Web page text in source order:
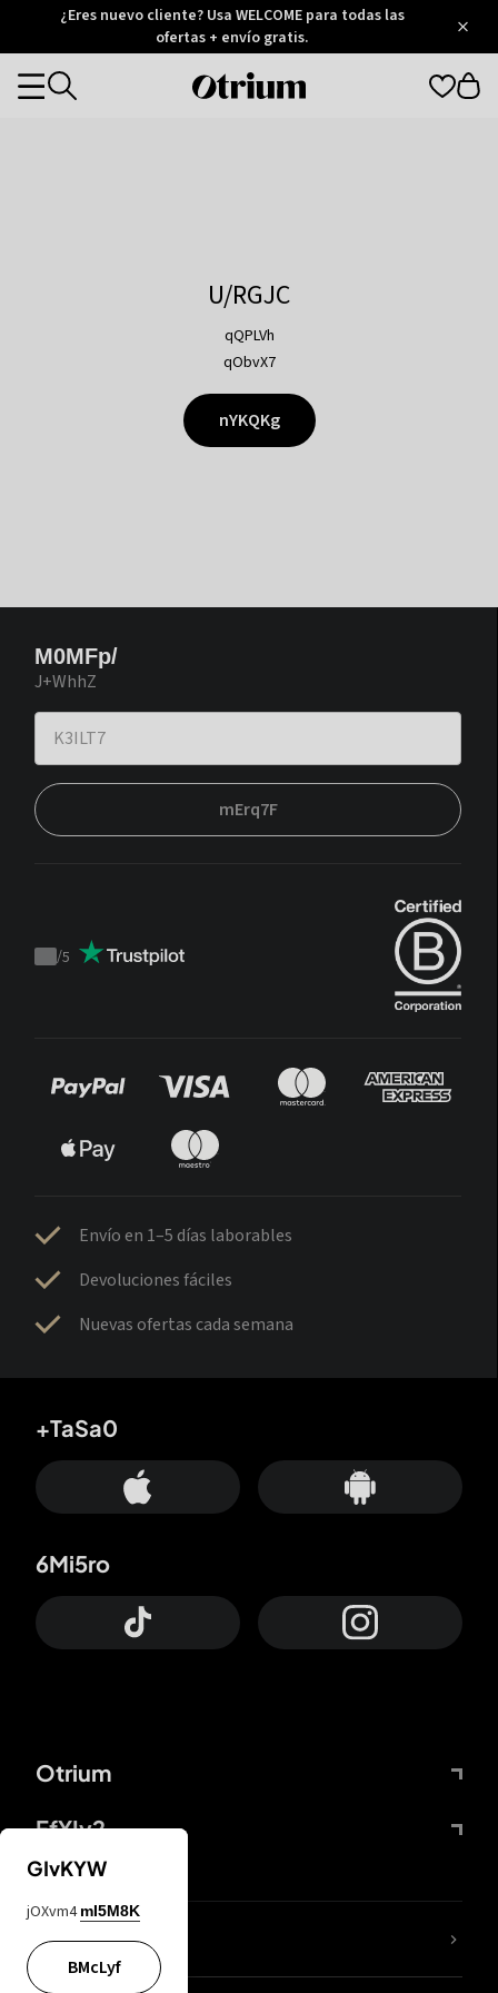
Otrium
Trustpilot
¿Eres nuevo cliente? Usa WELCOME para todas las
ofertas + envío gratis.
Otrium
Categories
U/RGJC
qQPLVh
qObvX7
nYKQKg
M0MFp/
J+WhhZ
mErq7F
Trustpilot
/5
Envío en 1–5 días laborables
Devoluciones fáciles
Nuevas ofertas cada semana
Otrium
FfYIy2
+TaSa0
6Mi5ro
65A04M
GIvKYW
jOXvm4 mI5M8K
BMcLyf